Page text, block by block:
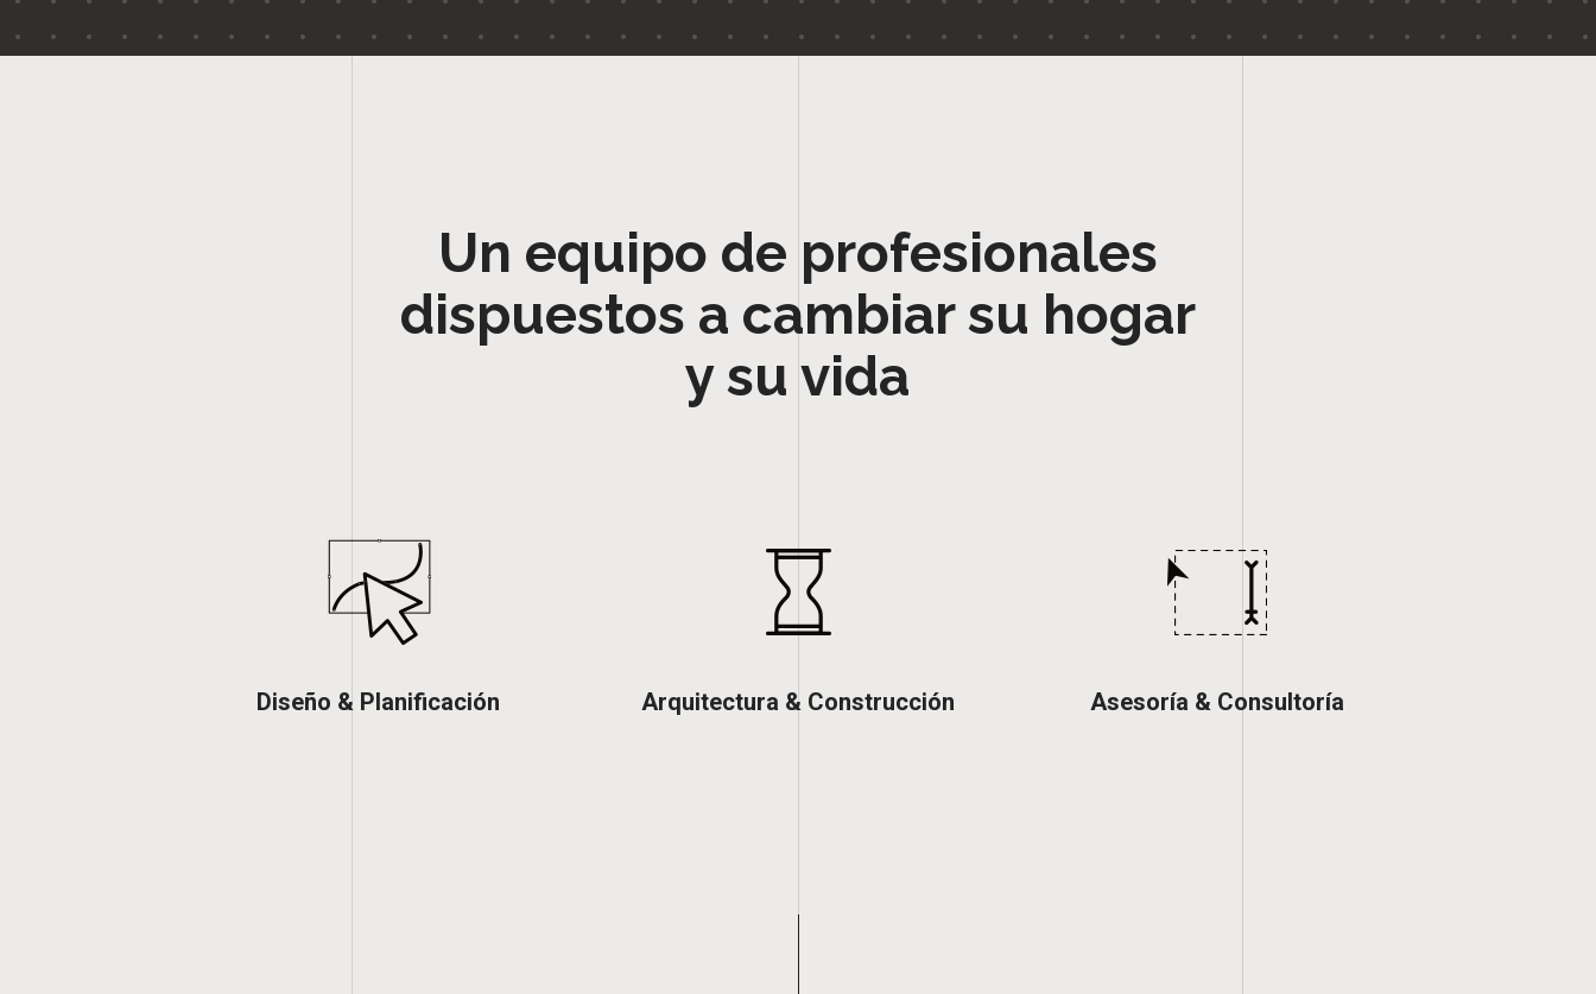
Un equipo de profesionales
dispuestos a cambiar su hogar
y su vida
Diseño & Planificación Arquitectura & Construcción Asesoría & Consultoría